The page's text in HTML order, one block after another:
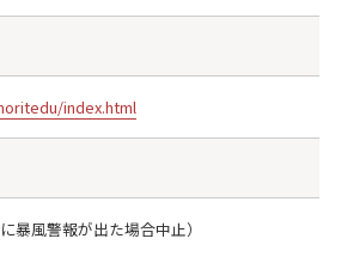
index.html
暴風警報が出た場合中止）